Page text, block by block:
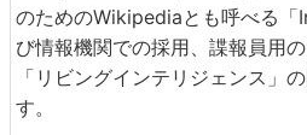
のためのWikipediaとも呼べる「
び情報機関での採用、諜報員用
「リビングインテリジェンス」
す。